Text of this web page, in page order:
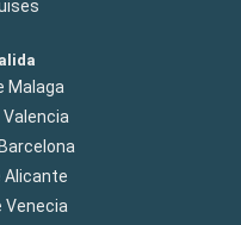
Malaga
Alicante
Venecia